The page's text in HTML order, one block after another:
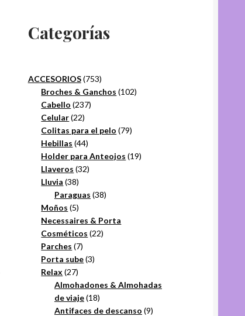
Categorías
ACCESORIOS 753753
productos
Broches & Ganchos 102102
Cabello 237237
Celular 2222
productos
Colitas para el pelo 7979
Hebillas 4444
productos
Holder para Anteojos 1919
Llaveros 3232
Lluvia 3838
productos
Paraguas 3838
Moños 55
productos
Necessaires & Porta
Cosméticos 2222
Parches 77
productos
Porta sube 33
Relax 2727
productos
Almohadones & Almohadas
de viaje 1818
productos
Antifaces de descanso 99